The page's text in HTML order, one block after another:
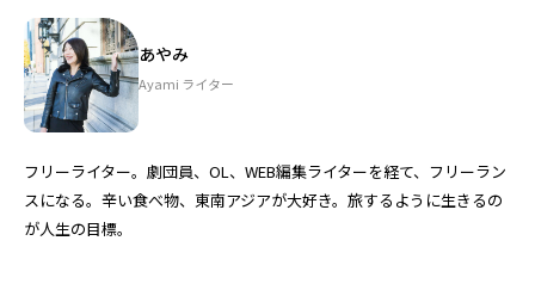
あやみ
Ayami ライター
フリーライター。劇団員、OL、WEB編集ライターを経て、フリーラン
スになる。辛い食べ物、東南アジアが大好き。旅するように生きるの
が人生の目標。